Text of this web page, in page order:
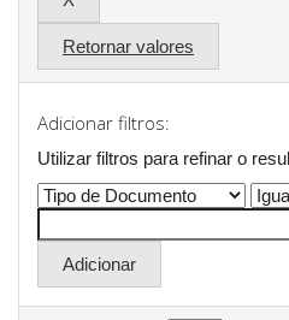
Retornar valores
Adicionar filtros:
Utilizar filtros para refinar o